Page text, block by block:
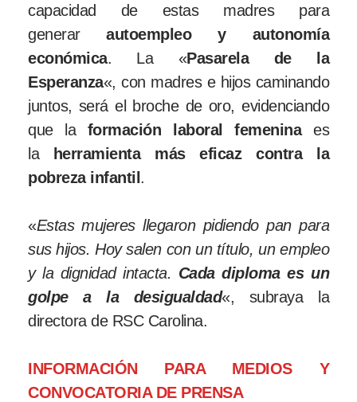
capacidad de estas madres para
generarautoempleo y autonomía
económica. La «Pasarela de la
Esperanza«, con madres e hijos caminando
juntos, será el broche de oro, evidenciando
que la formación laboral femeninaes
la
herramienta más eficaz contra la
pobreza infantil .
«Estas mujeres llegaron pidiendo pan para
sus hijos. Hoy salen con un título, un empleo
y la dignidad intacta. Cada diploma es un
golpe a la desigualdad«, subraya la
directora de RSC Carolina.
INFORMACIÓN PARA MEDIOS Y
CONVOCATORIA DE PRENSA